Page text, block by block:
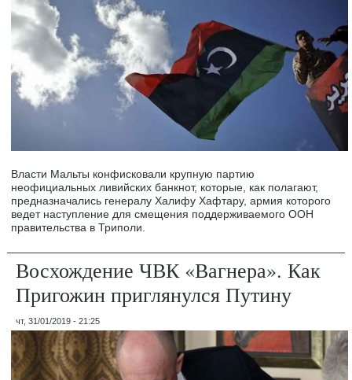
Власти Мальты конфисковали крупную партию
неофициальных ливийских банкнот, которые, как полагают,
предназначались генералу Халифу Хафтару, армия которого
ведет наступление для смещения поддерживаемого ООН
правительства в Триполи.
Восхождение ЧВК «Вагнера». Как
Пригожин приглянулся Путину
чт, 31/01/2019 - 21:25